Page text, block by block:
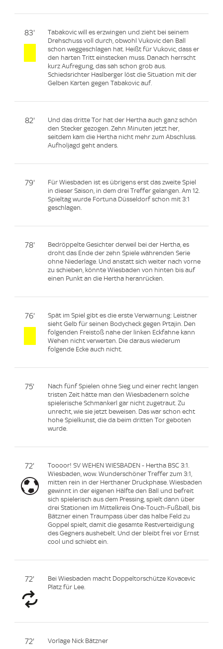
83'
Tabakovic will es erzwingen und zieht bei seinem
Drehschuss voll durch, obwohl Vukovic den Ball
schon weggeschlagen hat. Heißt für Vukovic, dass er
den harten Tritt einstecken muss. Danach herrscht
kurz Aufregung, das sah schon grob aus.
Schiedsrichter Haslberger löst die Situation mit der
Gelben Karten gegen Tabakovic auf.
82'
Und das dritte Tor hat der Hertha auch ganz schön
den Stecker gezogen. Zehn Minuten jetzt her,
seitdem kam die Hertha nicht mehr zum Abschluss.
Aufholjagd geht anders.
79'
Für Wiesbaden ist es übrigens erst das zweite Spiel
in dieser Saison, in dem drei Treffer gelangen. Am 12.
Spieltag wurde Fortuna Düsseldorf schon mit 3:1
geschlagen.
78'
Bedröppelte Gesichter derweil bei der Hertha, es
droht das Ende der zehn Spiele währenden Serie
ohne Niederlage. Und anstatt sich weiter nach vorne
zu schieben, könnte Wiesbaden von hinten bis auf
einen Punkt an die Hertha heranrücken.
76'
Spät im Spiel gibt es die erste Verwarnung: Leistner
sieht Gelb für seinen Bodycheck gegen Prtajin. Den
folgenden Freistoß nahe der linken Eckfahne kann
Wehen nicht verwerten. Die daraus wiederum
folgende Ecke auch nicht.
75'
Nach fünf Spielen ohne Sieg und einer recht langen
tristen Zeit hätte man den Wiesbadenern solche
spielerische Schmankerl gar nicht zugetraut. Zu
unrecht, wie sie jetzt beweisen. Das war schon echt
hohe Spielkunst, die da beim dritten Tor geboten
wurde.
72'
Toooor! SV WEHEN WIESBADEN - Hertha BSC 3:1.
Wiesbaden, wow. Wunderschöner Treffer zum 3:1,
mitten rein in der Herthaner Druckphase. Wiesbaden
gewinnt in der eigenen Hälfte den Ball und befreit
sich spielerisch aus dem Pressing, spielt dann über
drei Stationen im Mittelkreis One-Touch-Fußball, bis
Bätzner einen Traumpass über das halbe Feld zu
Goppel spielt, damit die gesamte Restverteidigung
des Gegners aushebelt. Und der bleibt frei vor Ernst
cool und schiebt ein.
72'
Bei Wiesbaden macht Doppeltorschütze Kovacevic
Platz für Lee.
72' Vorlage Nick Bätzner